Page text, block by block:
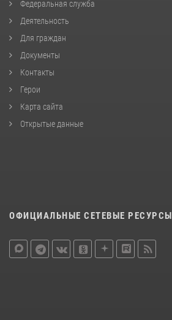
Федеральная служба
Деятельность
Для граждан
Документы
Контакты
Герои
Карта сайта
Открытые данные
ОФИЦИАЛЬНЫЕ СЕТЕВЫЕ РЕСУРСЫ